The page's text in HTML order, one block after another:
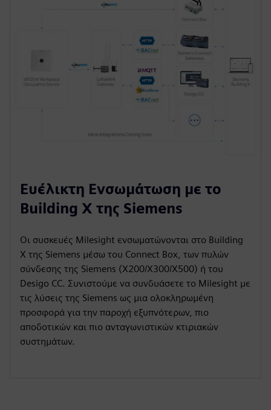
Ευέλικτη Ενσωμάτωση με το
Building X της Siemens
Οι συσκευές Milesight ενσωματώνονται στο Building
X της Siemens μέσω του Connect Box, των πυλών
σύνδεσης της Siemens (X200/X300/X500) ή του
Desigo CC. Συνιστούμε να συνδυάσετε το Milesight με
τις λύσεις της Siemens ως μια ολοκληρωμένη
προσφορά για την παροχή εξυπνότερων, πιο
αποδοτικών και πιο ανταγωνιστικών κτιριακών
συστημάτων.